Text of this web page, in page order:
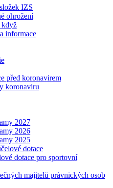
IZS
ohrožení
když
informace
před koronavirem
koronaviru
2027
2026
2025
dotace
dotace pro sportovní
majitelů právnických osob